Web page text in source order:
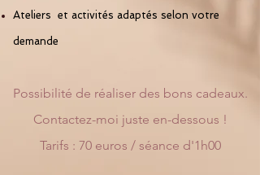
Ateliers et activités adaptés selon votre
demande
Possibilité de réaliser des bons cadeaux.
Contactez-moi juste en-dessous !
Tarifs : 70 euros / séance d'1h00